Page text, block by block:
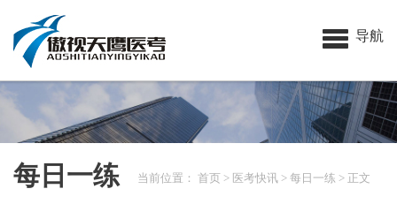
导航
每日一练 当前位置： 首页 > 医考快讯 > 每日一练 > 正文